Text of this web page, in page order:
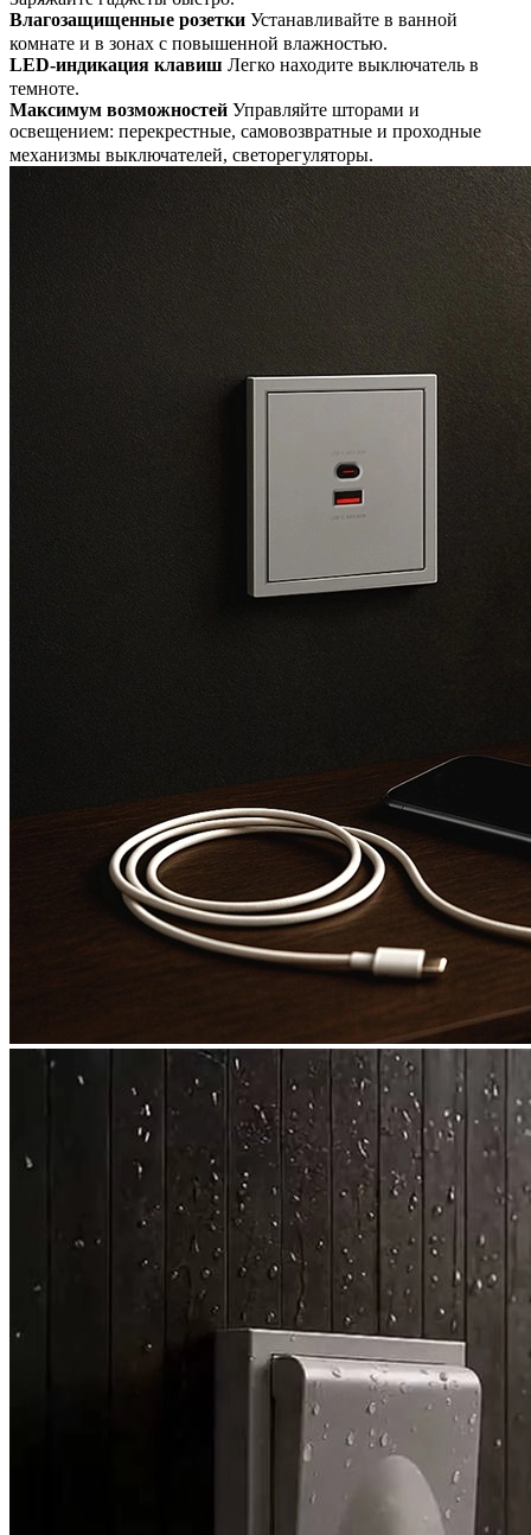
Влагозащищенные розетки Устанавливайте в ванной
комнате и в зонах с повышенной влажностью.
LED-индикация клавиш Легко находите выключатель в
темноте.
Максимум возможностей Управляйте шторами и
освещением: перекрестные, самовозвратные и проходные
механизмы выключателей, светорегуляторы.